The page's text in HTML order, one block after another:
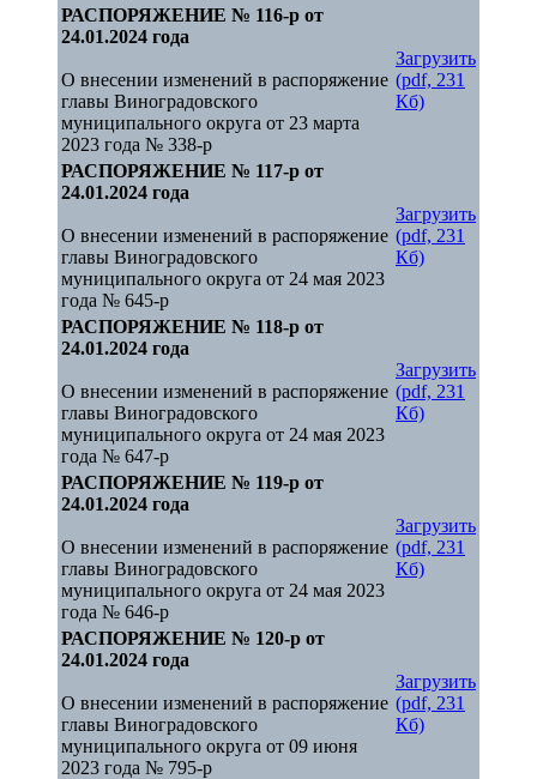
РАСПОРЯЖЕНИЕ № 116-р от
24.01.2024 года
О внесении изменений в распоряжение
главы Виноградовского
муниципального округа от 23 марта
2023 года № 338-р
Загрузить
(pdf, 231
Кб)
РАСПОРЯЖЕНИЕ № 117-р от
24.01.2024 года
О внесении изменений в распоряжение
главы Виноградовского
муниципального округа от 24 мая 2023
года № 645-р
Загрузить
(pdf, 231
Кб)
РАСПОРЯЖЕНИЕ № 118-р от
24.01.2024 года
О внесении изменений в распоряжение
главы Виноградовского
муниципального округа от 24 мая 2023
года № 647-р
Загрузить
(pdf, 231
Кб)
РАСПОРЯЖЕНИЕ № 119-р от
24.01.2024 года
О внесении изменений в распоряжение
главы Виноградовского
муниципального округа от 24 мая 2023
года № 646-р
Загрузить
(pdf, 231
Кб)
РАСПОРЯЖЕНИЕ № 120-р от
24.01.2024 года
О внесении изменений в распоряжение
главы Виноградовского
муниципального округа от 09 июня
2023 года № 795-р
Загрузить
(pdf, 231
Кб)